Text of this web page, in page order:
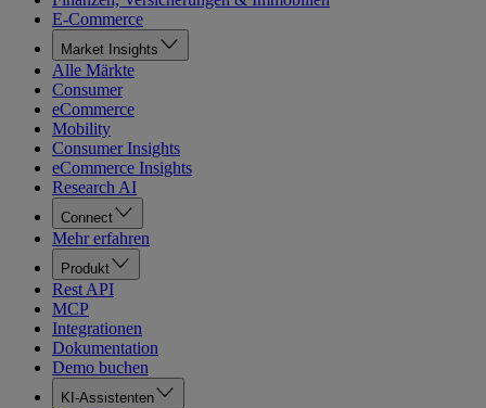
E-Commerce
Market Insights
Alle Märkte
Consumer
eCommerce
Mobility
Consumer Insights
eCommerce Insights
Research AI
Connect
Mehr erfahren
Produkt
Rest API
MCP
Integrationen
Dokumentation
Demo buchen
KI-Assistenten